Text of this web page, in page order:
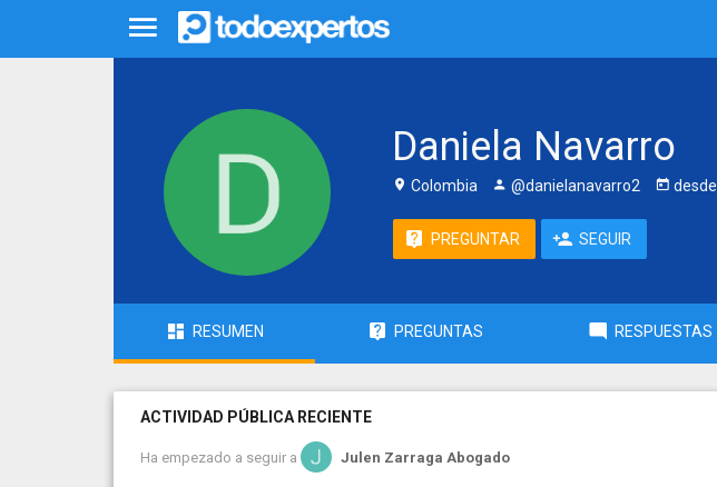
Daniela Navarro
Colombia @danielanavarro2 desde
PREGUNTAR SEGUIR
RESUMEN PREGUNTAS RESPUESTAS
ACTIVIDAD PÚBLICA RECIENTE
Ha empezado a seguir a Julen Zarraga Abogado